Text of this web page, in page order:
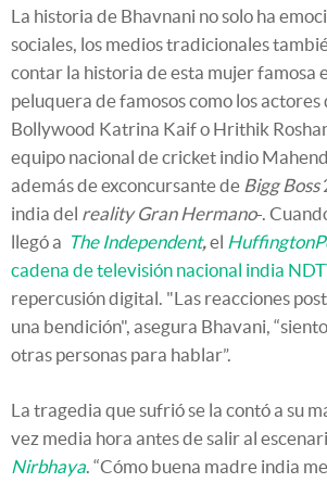
La historia de Bhavnani no solo ha
sociales, los medios tradicionales
contar la historia de esta mujer famosa
peluquera de famosos como los actores
Bollywood Katrina Kaif o Hrithik
equipo nacional de cricket indio
además de exconcursante de Bigg Boss
india del reality Gran Hermano-.
llegó a The Independent,el
cadena de televisión nacional india
repercusión digital. "Las reacciones
una bendición", asegura Bhavani,
otras personas para hablar”.
La tragedia que sufrió se la contó a su
vez media hora antes de salir al
Nirbhaya. “Cómo buena madre india